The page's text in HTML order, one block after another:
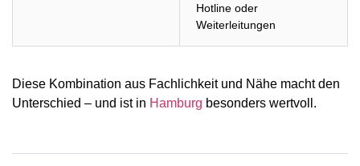
Hotline oder
Weiterleitungen
Diese Kombination aus Fachlichkeit und Nähe macht den
Unterschied – und ist in Hamburg besonders wertvoll.